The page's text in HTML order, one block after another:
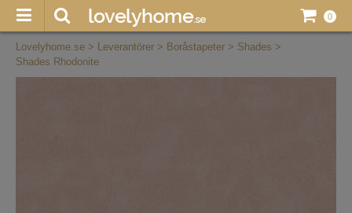
0
Lovelyhome.se > Leverantörer > Boråstapeter > Shades >
Shades Rhodonite